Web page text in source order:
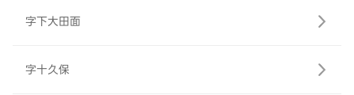
字下大田面
字十久保